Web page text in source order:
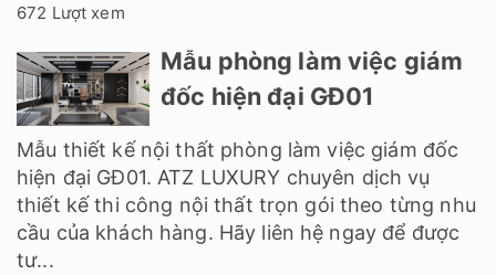
672 Lượt xem
Mẫu phòng làm việc giám
đốc hiện đại GĐ01
Mẫu thiết kế nội thất phòng làm việc giám đốc
hiện đại GĐ01. ATZ LUXURY chuyên dịch vụ
thiết kế thi công nội thất trọn gói theo từng nhu
cầu của khách hàng. Hãy liên hệ ngay để được
tư...